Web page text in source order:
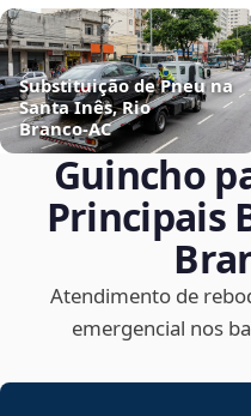
Substituição de Pneu na
Santa Inês, Rio
Branco‑AC
Guincho
Principais
Atendimento de
emergencial nos